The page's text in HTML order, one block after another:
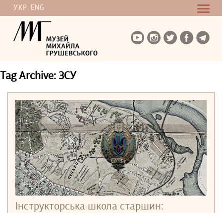
УКР ENG
Tag Archive: ЗСУ
Інструкторська школа старшин: